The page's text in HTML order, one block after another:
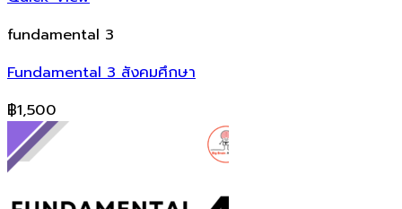
fundamental 3
Fundamental 3 สังคมศึกษา
฿1,500